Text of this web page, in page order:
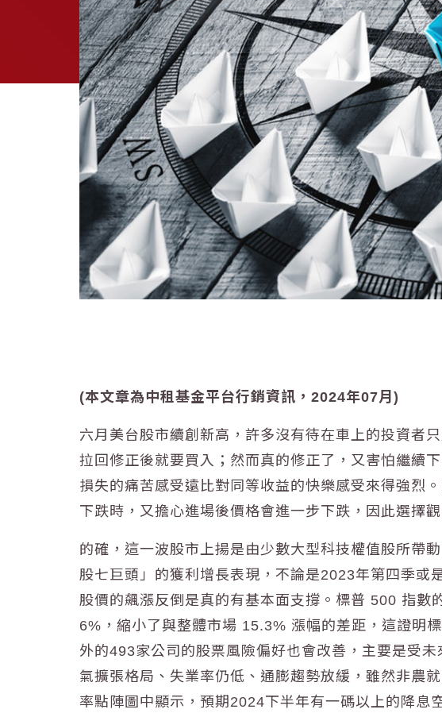
(本文章為中租基金平台行銷資訊，2024年07月)
六月美台股市續創新高，許多沒有待在車上的投資者
拉回修正後就要買入；然而真的修正了，又害怕繼續
損失的痛苦感受遠比對同等收益的快樂感受來得強烈
下跌時，又擔心進場後價格會進一步下跌，因此選擇
的確，這一波股市上揚是由少數大型科技權值股所帶
股七巨頭」的獲利增長表現，不論是2023年第四季或
股價的飆漲反倒是真的有基本面支撐。標普 500 指
6%，縮小了與整體市場 15.3% 漲幅的差距，這證明
外的493家公司的股票風險偏好也會改善，主要是受
氣擴張格局、失業率仍低、通膨趨勢放緩，雖然非農
率點陣圖中顯示，預期2024下半年有一碼以上的降